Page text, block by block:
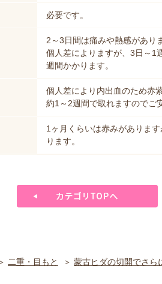
必要です。
2～3日間は痛みや熱感があり
個人差によりますが、3日～1
週間かかります。
個人差により内出血のため赤
約1～2週間で取れますのでご
1ヶ月くらいは赤みがありま
ります。
二重・目もと 蒙古ヒダの切開でさら